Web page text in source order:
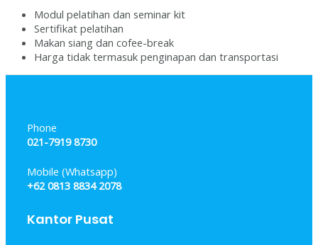
Modul pelatihan dan seminar kit
Sertifikat pelatihan
Makan siang dan cofee-break
Harga tidak termasuk penginapan dan transportasi
Phone
021-7919 8730
Mobile (Whatsapp)
+62 0813 8834 2078
Kantor Pusat